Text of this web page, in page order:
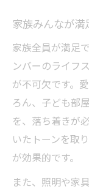
家族みんなが満
家族全員が満足
ンバーのライフ
が不可欠です。
ろん、子ども部
を、落ち着きが
いたトーンを取
が効果的です。
また、照明や家